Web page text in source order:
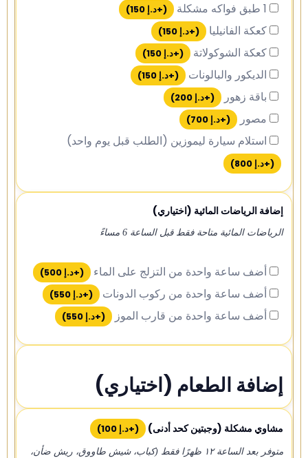
1 طبق فواكه مشكلة (+د.إ )
كعكة الفانيليا (+د.إ )
كعكة الشوكولاتة (+د.إ )
الديكور والبالونات (+د.إ )
باقة زهور (+د.إ )
مصور (+د.إ )
استلام سيارة ليموزين (الطلب قبل يوم واحد)
(+د.إ )
إضافة الرياضات المائية (اختياري)
الرياضات المائية متاحة فقط قبل الساعة 6 مساءً
أضف ساعة واحدة من التزلج على الماء (+د.إ )
أضف ساعة واحدة من ركوب الدونات (+د.إ )
أضف ساعة واحدة من قارب الموز (+د.إ )
إضافة الطعام (اختياري)
مشاوي مشكلة (وجبتين كحد أدنى) (+د.إ )
متوفر بعد الساعة ١٢ ظهرًا فقط (كباب، شيش طاووق، ريش ضأن،